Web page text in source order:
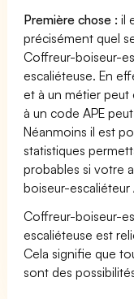
Première chose : il
précisément quel
Coffreur-boiseur-
escaliéteuse. En
et à un métier peut
à un code APE
Néanmoins il est
statistiques
probables si votre
boiseur-
Coffreur-boiseur-
escaliéteuse est
Cela signifie que
sont des